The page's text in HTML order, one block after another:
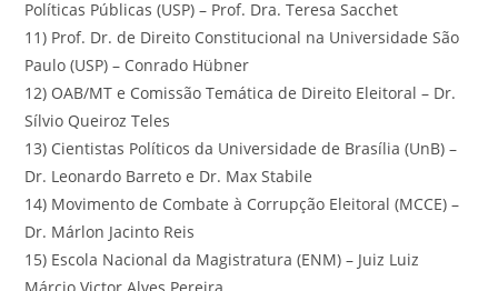
Políticas Públicas (USP) – Prof. Dra. Teresa Sacchet
11) Prof. Dr. de Direito Constitucional na Universidade São
Paulo (USP) – Conrado Hübner
12) OAB/MT e Comissão Temática de Direito Eleitoral – Dr.
Sílvio Queiroz Teles
13) Cientistas Políticos da Universidade de Brasília (UnB) –
Dr. Leonardo Barreto e Dr. Max Stabile
14) Movimento de Combate à Corrupção Eleitoral (MCCE) –
Dr. Márlon Jacinto Reis
15) Escola Nacional da Magistratura (ENM) – Juiz Luiz